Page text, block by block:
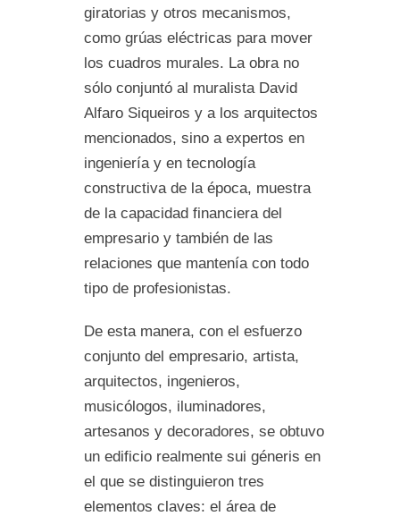
giratorias y otros mecanismos,
como grúas eléctricas para mover
los cuadros murales. La obra no
sólo conjuntó al muralista David
Alfaro Siqueiros y a los arquitectos
mencionados, sino a expertos en
ingeniería y en tecnología
constructiva de la época, muestra
de la capacidad financiera del
empresario y también de las
relaciones que mantenía con todo
tipo de profesionistas.
De esta manera, con el esfuerzo
conjunto del empresario, artista,
arquitectos, ingenieros,
musicólogos, iluminadores,
artesanos y decoradores, se obtuvo
un edificio realmente sui géneris en
el que se distinguieron tres
elementos claves: el área de